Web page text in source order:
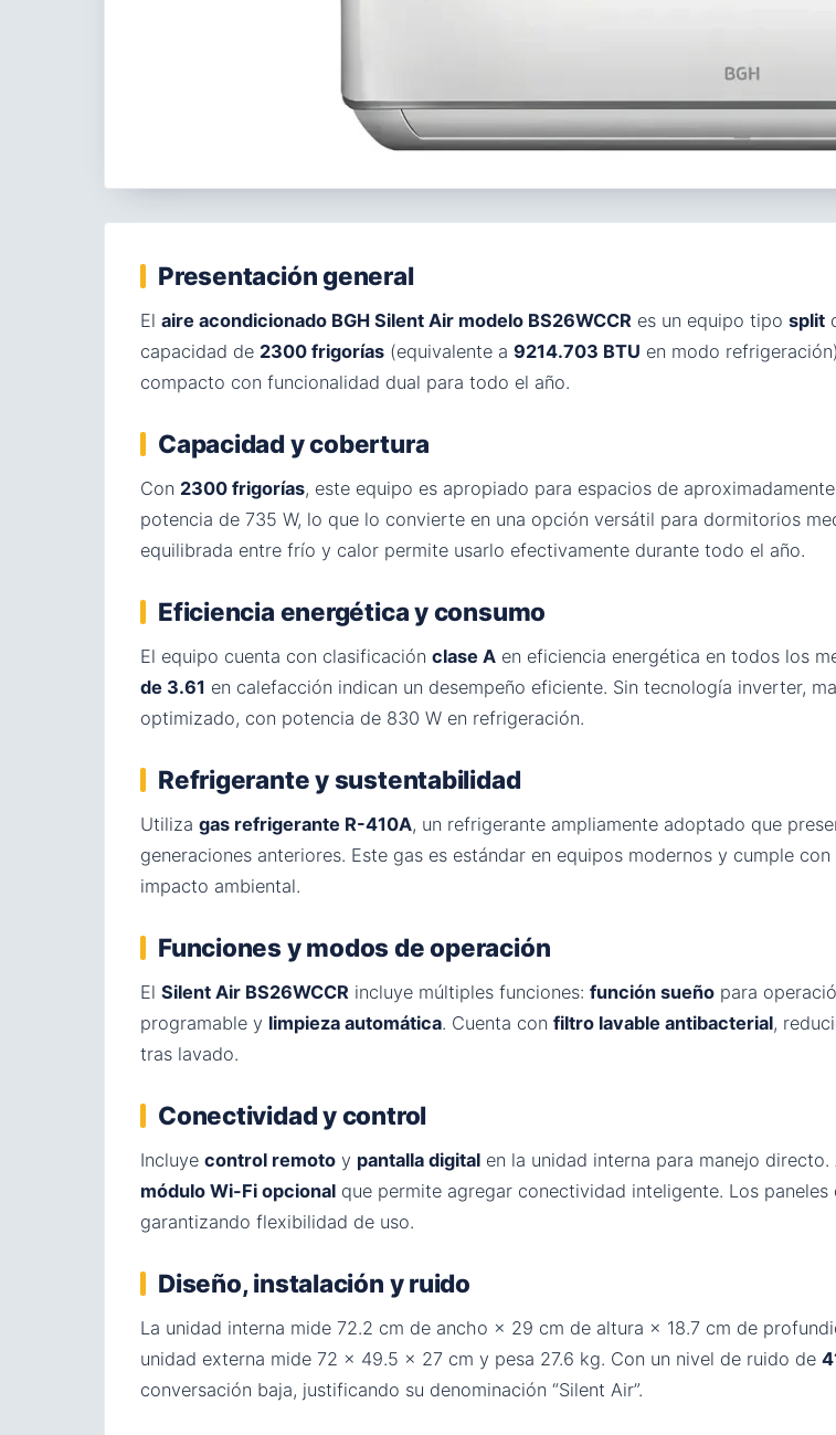
Presentación general
El aire acondicionado BGH Silent Air modelo BS26WCCR es un equipo tipo split
capacidad de 2300 frigorías (equivalente a 9214.703 BTU en modo
compacto con funcionalidad dual para todo el año.
Capacidad y cobertura
Con 2300 frigorías, este equipo es apropiado para espacios de
potencia de 735 W, lo que lo convierte en una opción versátil para dormitorios
equilibrada entre frío y calor permite usarlo efectivamente durante todo el año.
Eficiencia energética y consumo
El equipo cuenta con clasificación clase A en eficiencia energética en todos los
de 3.61 en calefacción indican un desempeño eficiente. Sin tecnología inverter,
optimizado, con potencia de 830 W en refrigeración.
Refrigerante y sustentabilidad
Utiliza gas refrigerante R-410A, un refrigerante ampliamente adoptado que
generaciones anteriores. Este gas es estándar en equipos modernos y cumple
impacto ambiental.
Funciones y modos de operación
El Silent Air BS26WCCR incluye múltiples funciones: función sueño para
programable y limpieza automática. Cuenta con filtro lavable antibacterial,
tras lavado.
Conectividad y control
Incluye control remoto y pantalla digital en la unidad interna para manejo
módulo Wi-Fi opcional que permite agregar conectividad inteligente. Los
garantizando flexibilidad de uso.
Diseño, instalación y ruido
La unidad interna mide 72.2 cm de ancho × 29 cm de altura × 18.7 cm de
unidad externa mide 72 × 49.5 × 27 cm y pesa 27.6 kg. Con un nivel de ruido de
conversación baja, justificando su denominación “Silent Air”.